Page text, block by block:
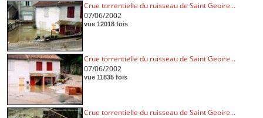
Crue torrentielle du ruisseau de Saint Geoire...
07/06/2002
vue 12018 fois
Crue torrentielle du ruisseau de Saint Geoire...
07/06/2002
vue 11835 fois
Crue torrentielle du ruisseau de Saint Geoire...